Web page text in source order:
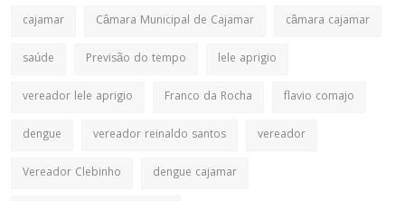
cajamar Câmara Municipal de Cajamar
câmara cajamar
saúde
Previsão do tempo
lele aprigio
vereador lele aprigio
Franco da Rocha
flavio comajo
dengue
vereador reinaldo santos
vereador
Vereador Clebinho
dengue cajamar